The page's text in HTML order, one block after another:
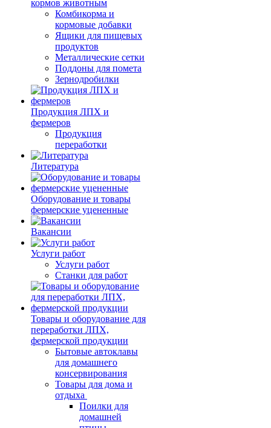
кормов животным
Комбикорма и
кормовые добавки
Ящики для пищевых
продуктов
Металлические сетки
Поддоны для помета
Зернодробилки
Продукция ЛПХ и
фермеров
Продукция
переработки
Литература
Оборудование и товары
фермерские уцененные
Вакансии
Услуги работ
Услуги работ
Станки для работ
Товары и оборудование для
переработки ЛПХ,
фермерской продукции
Бытовые автоклавы
для домашнего
консервирования
Товары для дома и
отдыха
Поилки для
домашней